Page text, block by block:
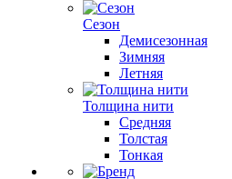
Сезон
Демисезонная
Зимняя
Летняя
Толщина нити
Средняя
Толстая
Тонкая